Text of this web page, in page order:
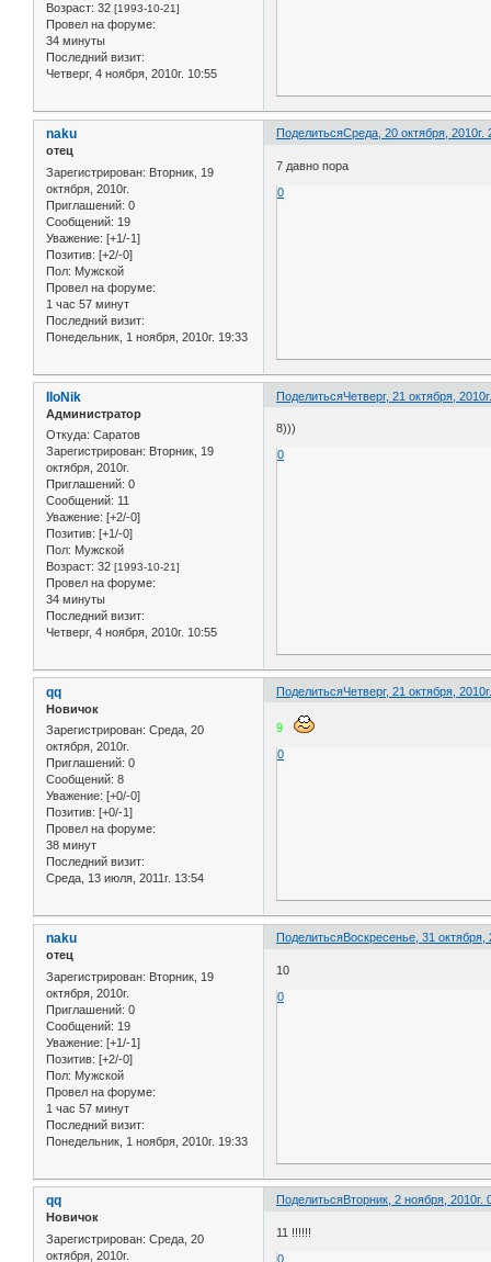
Возраст: 32 [1993-10-21]
Провел на форуме:
34 минуты
Последний визит:
Четверг, 4 ноября, 2010г. 10:55
ПоделитьсяСреда, 20 октября, 2010г.
naku
отец
Зарегистрирован: Вторник, 19
октября, 2010г.
Приглашений: 0
Сообщений: 19
Уважение: [+1/-1]
Позитив: [+2/-0]
Пол: Мужской
Провел на форуме:
1 час 57 минут
Последний визит:
Понедельник, 1 ноября, 2010г. 19:33
7 давно пора
0
ПоделитьсяЧетверг, 21 октября,
IIoNik
Администратор
Откуда: Саратов
Зарегистрирован: Вторник, 19
октября, 2010г.
Приглашений: 0
Сообщений: 11
Уважение: [+2/-0]
Позитив: [+1/-0]
Пол: Мужской
Возраст: 32 [1993-10-21]
Провел на форуме:
34 минуты
Последний визит:
Четверг, 4 ноября, 2010г. 10:55
8)))
0
ПоделитьсяЧетверг, 21 октября,
qq
Новичок
Зарегистрирован: Среда, 20
октября, 2010г.
Приглашений: 0
Сообщений: 8
Уважение: [+0/-0]
Позитив: [+0/-1]
Провел на форуме:
38 минут
Последний визит:
Среда, 13 июля, 2011г. 13:54
9
0
ПоделитьсяВоскресенье, 31 октября,
naku
отец
Зарегистрирован: Вторник, 19
октября, 2010г.
Приглашений: 0
Сообщений: 19
Уважение: [+1/-1]
Позитив: [+2/-0]
Пол: Мужской
Провел на форуме:
1 час 57 минут
Последний визит:
Понедельник, 1 ноября, 2010г. 19:33
10
0
ПоделитьсяВторник, 2 ноября, 2010г.
qq
Новичок
Зарегистрирован: Среда, 20
октября, 2010г.
11 !!!!!!
0